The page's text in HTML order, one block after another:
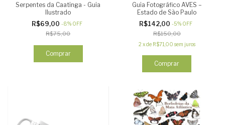
Serpentes da Caatinga - Guia
Ilustrado
R$69,00-8% OFF
R$75,00
Guia Fotográfico AVES –
Estado de São Paulo
R$142,00-5% OFF
R$150,00
2 xde R$71,00 sem juros